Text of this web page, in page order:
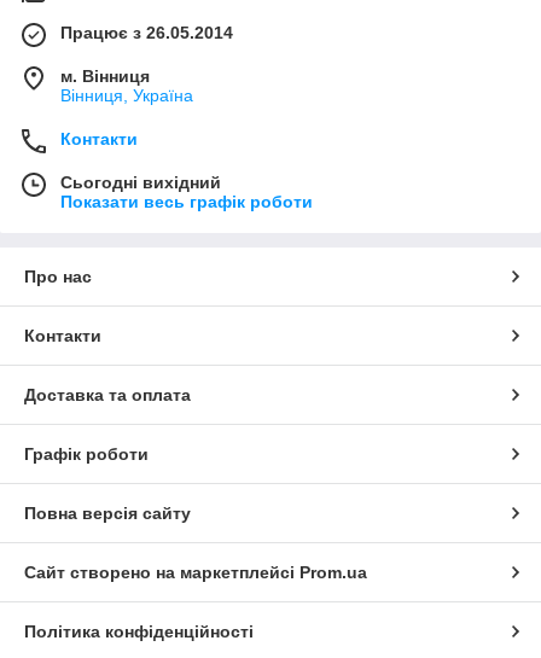
Працює з 26.05.2014
м. Вінниця
Вінниця, Україна
Контакти
Сьогодні вихідний
Показати весь графік роботи
Про нас
Контакти
Доставка та оплата
Графік роботи
Повна версія сайту
Сайт створено на маркетплейсі Prom.ua
Політика конфіденційності